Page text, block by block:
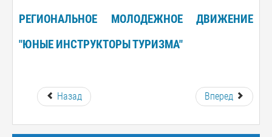
РЕГИОНАЛЬНОЕ МОЛОДЕЖНОЕ ДВИЖЕНИЕ
"ЮНЫЕ ИНСТРУКТОРЫ ТУРИЗМА"
Назад Вперед